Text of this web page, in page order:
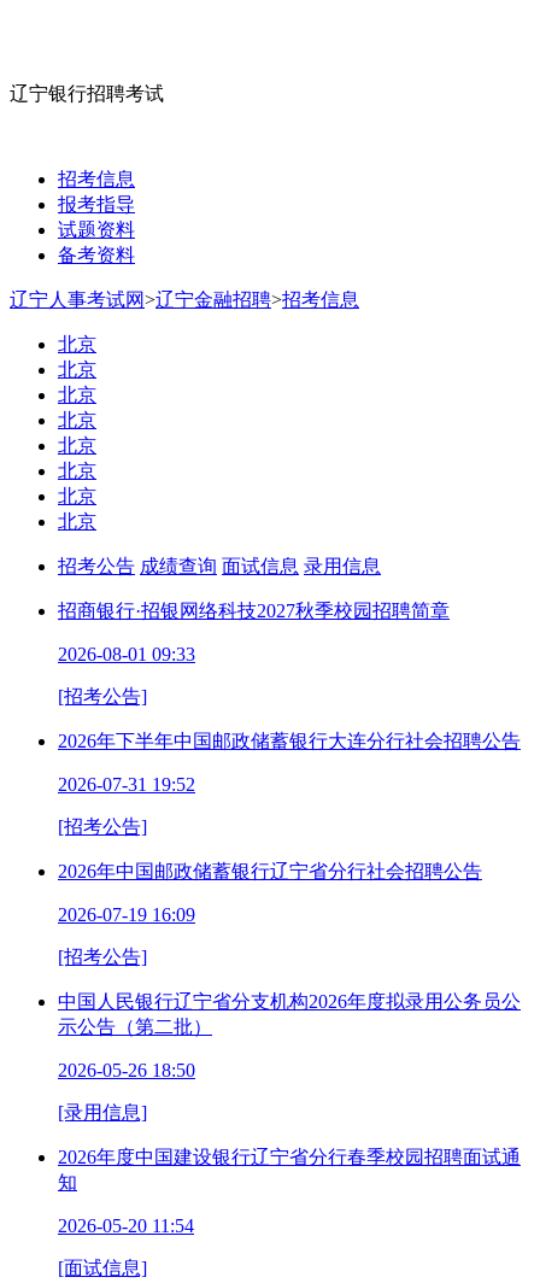
辽宁银行招聘考试
招考信息
报考指导
试题资料
备考资料
辽宁人事考试网>辽宁金融招聘>招考信息
北京
北京
北京
北京
北京
北京
北京
北京
招考公告 成绩查询 面试信息 录用信息
招商银行·招银网络科技2027秋季校园招聘简章
2026-08-01 09:33
[招考公告]
2026年下半年中国邮政储蓄银行大连分行社会招聘公告
2026-07-31 19:52
[招考公告]
2026年中国邮政储蓄银行辽宁省分行社会招聘公告
2026-07-19 16:09
[招考公告]
中国人民银行辽宁省分支机构2026年度拟录用公务员公
示公告（第二批）
2026-05-26 18:50
[录用信息]
2026年度中国建设银行辽宁省分行春季校园招聘面试通
知
2026-05-20 11:54
[面试信息]